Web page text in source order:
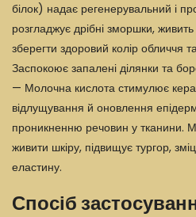
білок) надає регенерувальний і
розгладжує дрібні зморшки,
зберегти здоровий колір обличчя
Заспокоює запалені ділянки та
— Молочна кислота стимулює
відлущування й оновлення
проникненню речовин у тканини.
живити шкіру, підвищує тургор,
еластину.
Спосіб